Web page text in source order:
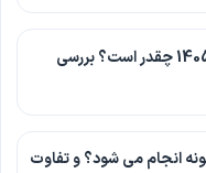
قیمت روکش ایمپلنت در 1405 چقدر است؟ بررسی
انجام می شود؟ و تفاوت